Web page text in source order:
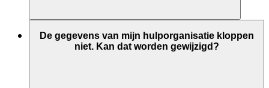
De gegevens van mijn hulporganisatie kloppen
niet. Kan dat worden gewijzigd?